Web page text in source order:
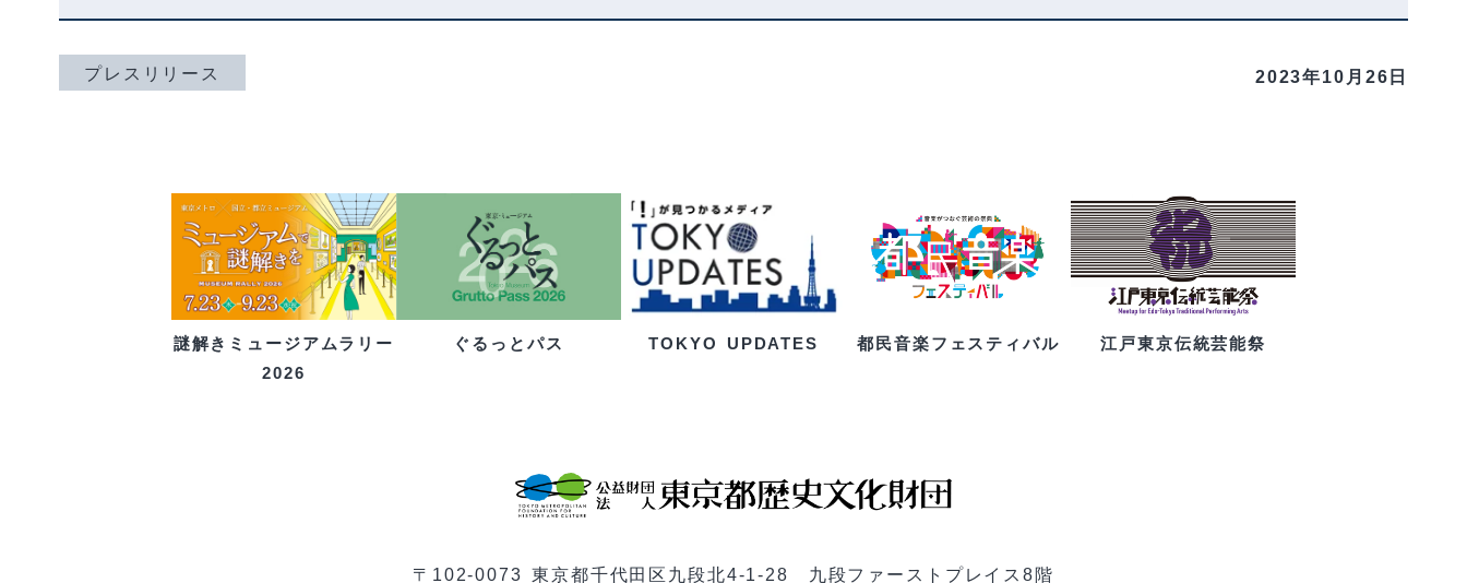
プレスリリース 2023年10月26日
謎解きミュージアムラリー
2026
ぐるっとパス TOKYO UPDATES 都民音楽フェスティバル 江戸東京伝統芸能祭
〒102-0073 東京都千代田区九段北4-1-28 九段ファーストプレイス8階